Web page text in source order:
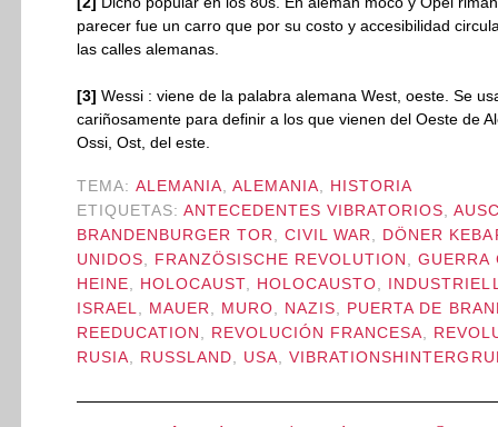
parecer fue un carro que por su costo y accesibilidad
las calles alemanas.
[3] Wessi : viene de la palabra alemana West, oeste. Se
cariñosamente para definir a los que vienen del Oeste de
Ossi, Ost, del este.
TEMA: ALEMANIA ALEMANIA
HISTORIA
ETIQUETAS: ANTECEDENTES VIBRATORIOS ,
BRANDENBURGER TOR
CIVIL WAR
DÖNER
UNIDOS
FRANZÖSISCHE REVOLUTION ,GUERRA
HEINE
HOLOCAUST, HOLOCAUSTO
ISRAEL
MAUER MURO NAZIS
PUERTA DE
REEDUCATION
REVOLUCIÓN FRANCESA
RUSIA
RUSSLAND USA ,